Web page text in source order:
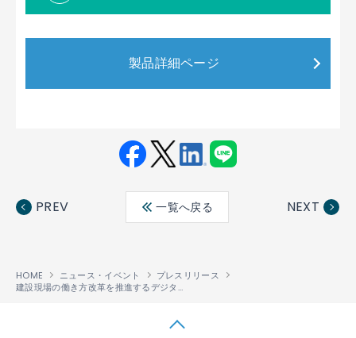
製品詳細ページ
ebo ter
edin
PREV 一覧へ戻る NEXT
HOME ニュース・イベント
プレスリリース
建設現場の働き方改革を推進するデジタルサイネージ「建設SIGNESS